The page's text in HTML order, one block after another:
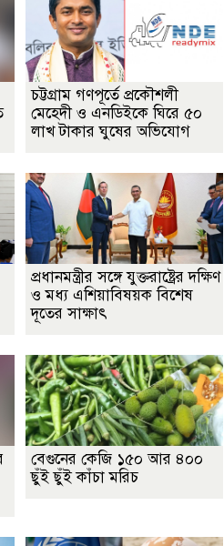
চট্টগ্রাম গণপূর্তে প্রকৌশলী
মেহেদী ও এনডিইকে ঘিরে ৫০
লাখ টাকার ঘুষের অভিযোগ
প্রধানমন্ত্রীর সঙ্গে যুক্তরাষ্ট্রের দক্ষিণ
ও মধ্য এশিয়াবিষয়ক বিশেষ
দূতের সাক্ষাৎ
বেগুনের কেজি ১৫০ আর ৪০০
ছুঁই ছুঁই কাঁচা মরিচ